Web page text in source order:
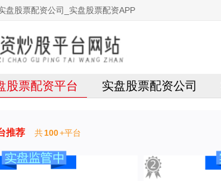
盘股票配资公司_实盘股票配资APP
股票配资平台 实盘股票配资公司
推荐 共100+平台